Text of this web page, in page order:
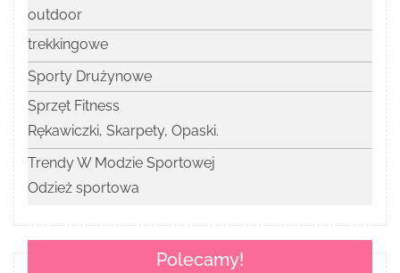
outdoor
trekkingowe
Sporty Drużynowe
Sprzęt Fitness
Rękawiczki, Skarpety, Opaski.
Trendy W Modzie Sportowej
Odzież sportowa
Polecamy!